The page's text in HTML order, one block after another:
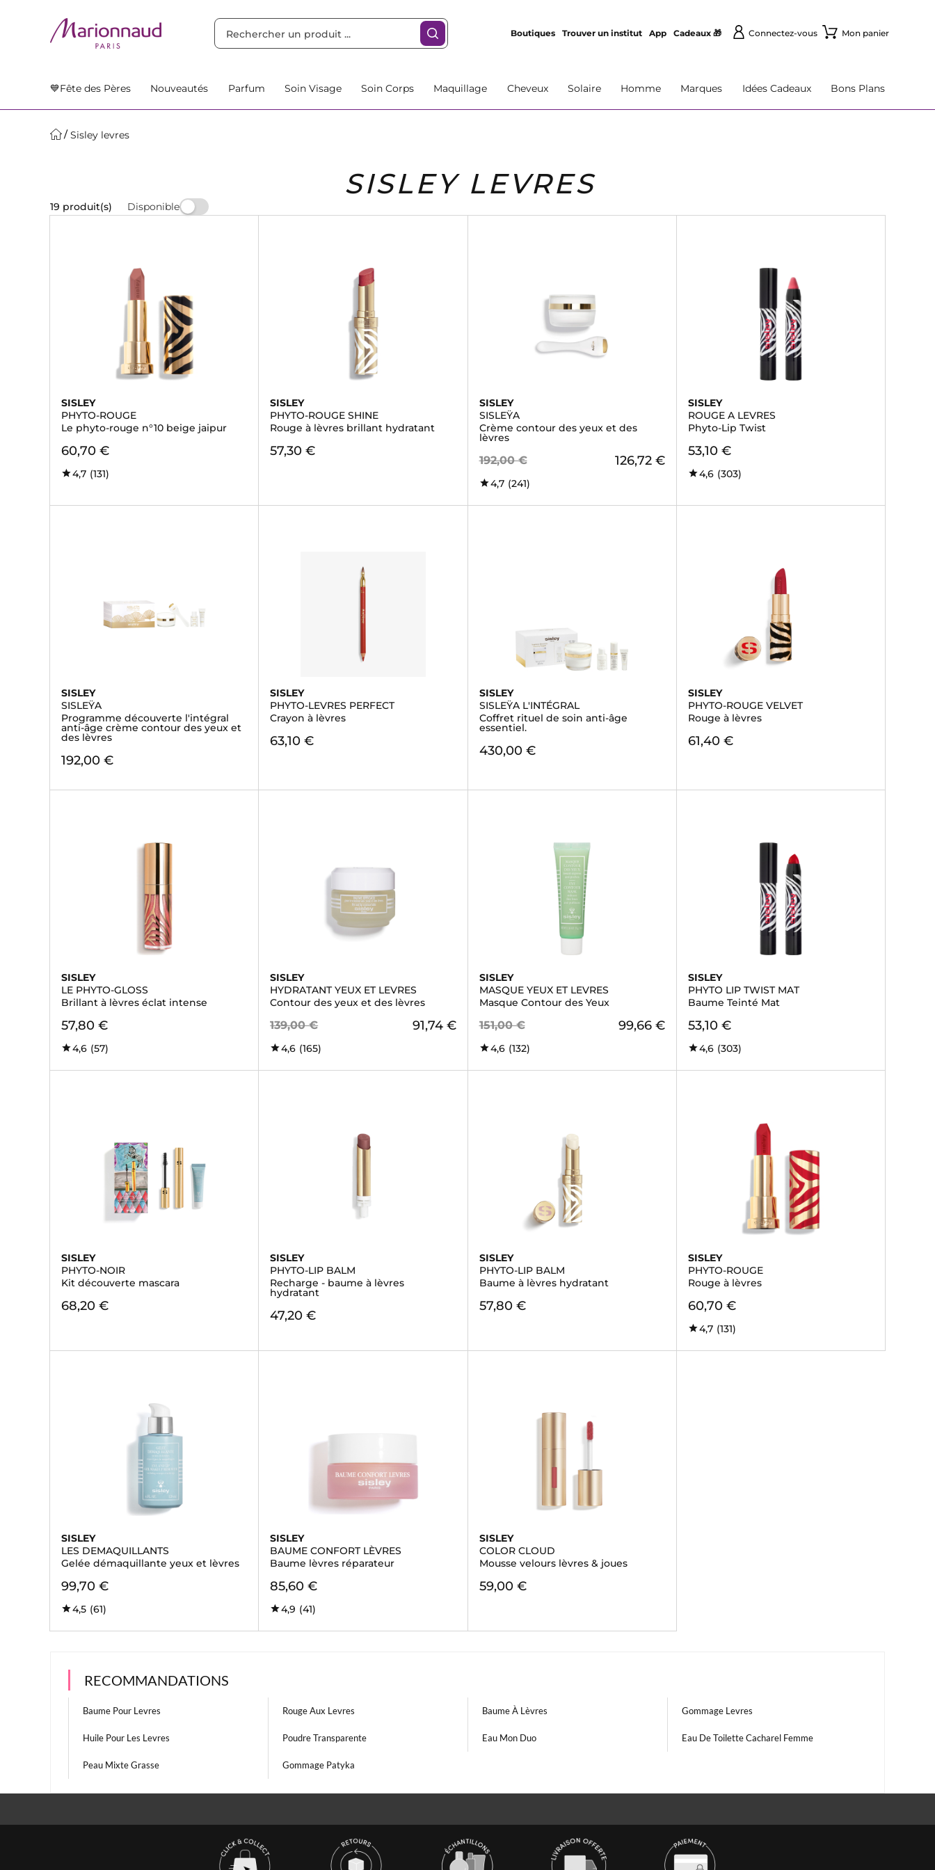
Boutiques Trouver un institut App Cadeaux 🎁 Connectez-vous Mon panier
💙Fête des Pères Nouveautés Parfum Soin Visage Soin Corps Maquillage Cheveux Solaire Homme Marques Idées Cadeaux Bons Plans
Sisley levres
SISLEY LEVRES
19 produit(s) Disponible
SISLEY
PHYTO-ROUGE
Le phyto-rouge n°10 beige jaipur
60,70 €
4,7 (131)
SISLEY
PHYTO-ROUGE SHINE
Rouge à lèvres brillant hydratant
57,30 €
SISLEY
SISLEŸA
Crème contour des yeux et des
lèvres
192,00 € 126,72 €
4,7 (241)
SISLEY
ROUGE A LEVRES
Phyto-Lip Twist
53,10 €
4,6 (303)
SISLEY
SISLEŸA
Programme découverte l'intégral
anti-âge crème contour des yeux et
des lèvres
192,00 €
SISLEY
PHYTO-LEVRES PERFECT
Crayon à lèvres
63,10 €
SISLEY
SISLEŸA L'INTÉGRAL
Coffret rituel de soin anti-âge
essentiel.
430,00 €
SISLEY
PHYTO-ROUGE VELVET
Rouge à lèvres
61,40 €
SISLEY
LE PHYTO-GLOSS
Brillant à lèvres éclat intense
57,80 €
4,6 (57)
SISLEY
HYDRATANT YEUX ET LEVRES
Contour des yeux et des lèvres
139,00 € 91,74 €
4,6 (165)
SISLEY
MASQUE YEUX ET LEVRES
Masque Contour des Yeux
151,00 € 99,66 €
4,6 (132)
SISLEY
PHYTO LIP TWIST MAT
Baume Teinté Mat
53,10 €
4,6 (303)
SISLEY
PHYTO-NOIR
Kit découverte mascara
68,20 €
SISLEY
PHYTO-LIP BALM
Recharge - baume à lèvres
hydratant
47,20 €
SISLEY
PHYTO-LIP BALM
Baume à lèvres hydratant
57,80 €
SISLEY
PHYTO-ROUGE
Rouge à lèvres
60,70 €
4,7 (131)
SISLEY
LES DEMAQUILLANTS
Gelée démaquillante yeux et lèvres
99,70 €
4,5 (61)
SISLEY
BAUME CONFORT LÈVRES
Baume lèvres réparateur
85,60 €
4,9 (41)
SISLEY
COLOR CLOUD
Mousse velours lèvres & joues
59,00 €
RECOMMANDATIONS
Baume Pour Levres Rouge Aux Levres Baume À Lèvres Gommage Levres
Huile Pour Les Levres Poudre Transparente Eau Mon Duo Eau De Toilette Cacharel Femme
Peau Mixte Grasse Gommage Patyka